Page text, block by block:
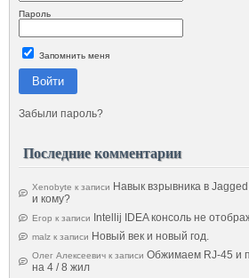
Пароль
Запомнить меня
Войти
Забыли пароль?
Последние комментарии
Xenobyte к записи Навык взрывника в
и кому?
Егор к записи Intellij IDEA консоль не
malz к записи Новый век и новый год.
Олег Алексеевич к записи Обжимаем RJ-45 и
на 4 / 8 жил